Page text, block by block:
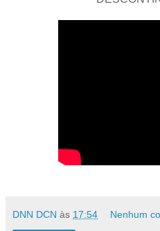
DNN DCN às 17:54 Nenhum